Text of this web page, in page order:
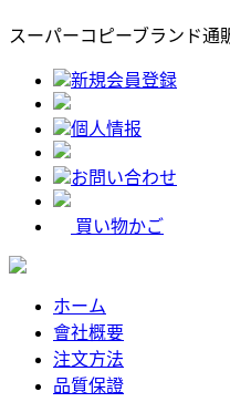
スーパーコピーブランド通
新規会員登録
個人情报
お問い合わせ
買い物かご
ホーム
會社概要
注文方法
品質保證